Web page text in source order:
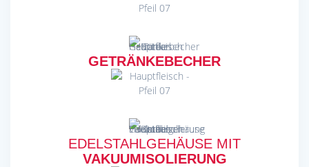
GETRÄNKEBECHER
EDELSTAHLGEHÄUSE MIT
VAKUUMISOLIERUNG